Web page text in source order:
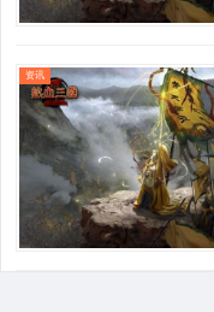
资讯